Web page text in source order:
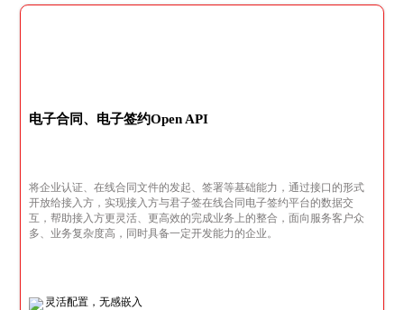
电子合同、电子签约Open API
将企业认证、在线合同文件的发起、签署等基础能力，通过接口的形式
开放给接入方，实现接入方与君子签在线合同电子签约平台的数据交
互，帮助接入方更灵活、更高效的完成业务上的整合，面向服务客户众
多、业务复杂度高，同时具备一定开发能力的企业。
灵活配置，无感嵌入